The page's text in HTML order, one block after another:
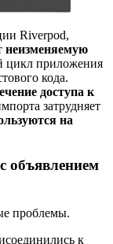
Riverpod,
неизменяемую
цикл приложения
кода.
доступа к
затрудняет
на
объявлением
проблемы.
к